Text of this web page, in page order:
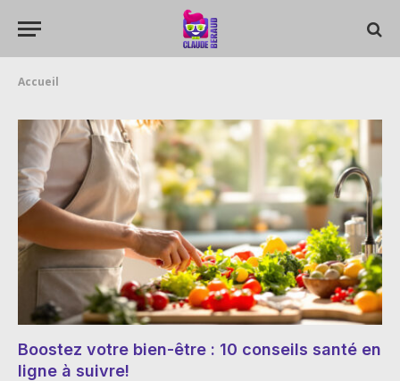
Accueil
Boostez votre bien-être : 10 conseils santé en
ligne à suivre!